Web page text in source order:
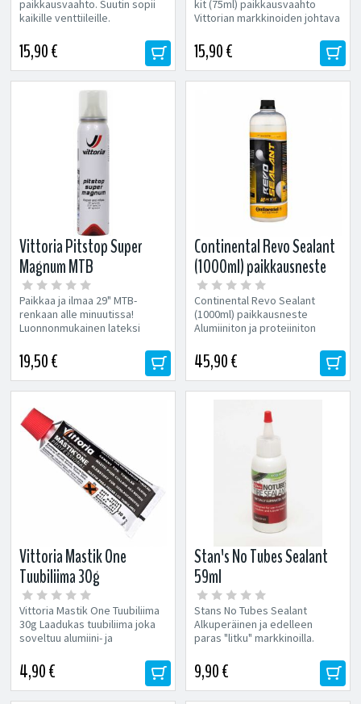
paikkausvaahto. Suutin sopii
kaikille venttiileille.
15,90 €
kit (75ml) paikkausvaahto
Vittorian markkinoiden johtava
15,90 €
Vittoria Pitstop Super
Magnum MTB
paikkausvaahto
Paikkaa ja ilmaa 29" MTB-
renkaan alle minuutissa!
Luonnonmukainen lateksi
19,50 €
Continental Revo Sealant
(1000ml) paikkausneste
Continental Revo Sealant
(1000ml) paikkausneste
Alumiiniton ja proteiiniton
tehdään...
45,90 €
Vittoria Mastik One
Tuubiliima 30g
Vittoria Mastik One Tuubiliima
30g Laadukas tuubiliima joka
soveltuu alumiini- ja
4,90 €
Stan's No Tubes Sealant
59ml
Stans No Tubes Sealant
Alkuperäinen ja edelleen
paras "litku" markkinoilla.
9,90 €